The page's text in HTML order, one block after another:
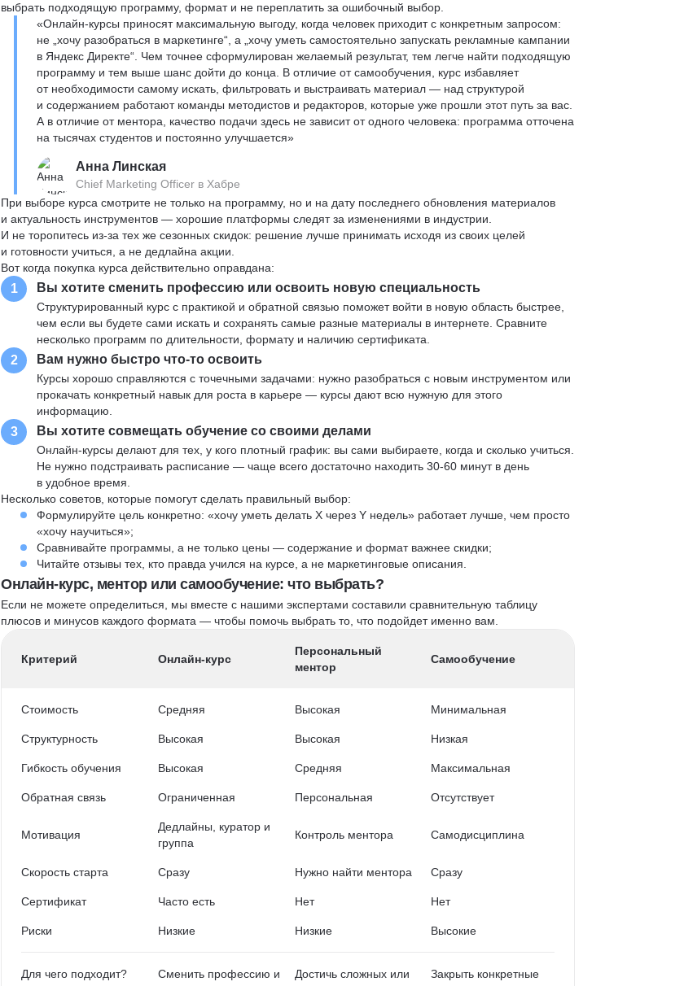
выбрать подходящую программу, формат и не переплатить за ошибочный выбор.
«Онлайн-курсы приносят максимальную выгоду, когда человек приходит с конкретным запросом:
не „хочу разобраться в маркетинге“, а „хочу уметь самостоятельно запускать рекламные кампании
в Яндекс Директе“. Чем точнее сформулирован желаемый результат, тем легче найти подходящую
программу и тем выше шанс дойти до конца. В отличие от самообучения, курс избавляет
от необходимости самому искать, фильтровать и выстраивать материал — над структурой
и содержанием работают команды методистов и редакторов, которые уже прошли этот путь за вас.
А в отличие от ментора, качество подачи здесь не зависит от одного человека: программа отточена
на тысячах студентов и постоянно улучшается»
Анна Линская
Chief Marketing Officer в Хабре
При выборе курса смотрите не только на программу, но и на дату последнего обновления материалов
и актуальность инструментов — хорошие платформы следят за изменениями в индустрии.
И не торопитесь из-за тех же сезонных скидок: решение лучше принимать исходя из своих целей
и готовности учиться, а не дедлайна акции.
Вот когда покупка курса действительно оправдана:
1 Вы хотите сменить профессию или освоить новую специальность
Структурированный курс с практикой и обратной связью поможет войти в новую область быстрее,
чем если вы будете сами искать и сохранять самые разные материалы в интернете. Сравните
несколько программ по длительности, формату и наличию сертификата.
2 Вам нужно быстро что-то освоить
Курсы хорошо справляются с точечными задачами: нужно разобраться с новым инструментом или
прокачать конкретный навык для роста в карьере — курсы дают всю нужную для этого
информацию.
3 Вы хотите совмещать обучение со своими делами
Онлайн-курсы делают для тех, у кого плотный график: вы сами выбираете, когда и сколько учиться.
Не нужно подстраивать расписание — чаще всего достаточно находить 30-60 минут в день
в удобное время.
Несколько советов, которые помогут сделать правильный выбор:
Формулируйте цель конкретно: «хочу уметь делать X через Y недель» работает лучше, чем просто
«хочу научиться»;
Сравнивайте программы, а не только цены — содержание и формат важнее скидки;
Читайте отзывы тех, кто правда учился на курсе, а не маркетинговые описания.
Онлайн-курс, ментор или самообучение: что выбрать?
Если не можете определиться, мы вместе с нашими экспертами составили сравнительную таблицу
плюсов и минусов каждого формата — чтобы помочь выбрать то, что подойдет именно вам.
Критерий Онлайн-курс
Персональный
ментор
Самообучение
Стоимость Средняя Высокая Минимальная
Структурность Высокая Высокая Низкая
Гибкость обучения Высокая Средняя Максимальная
Обратная связь Ограниченная Персональная Отсутствует
Мотивация
Дедлайны, куратор и
группа
Контроль ментора Самодисциплина
Скорость старта Сразу Нужно найти ментора Сразу
Сертификат Часто есть Нет Нет
Риски Низкие Низкие Высокие
Для чего подходит?
Сменить профессию и
Достичь сложных или
Закрыть конкретные